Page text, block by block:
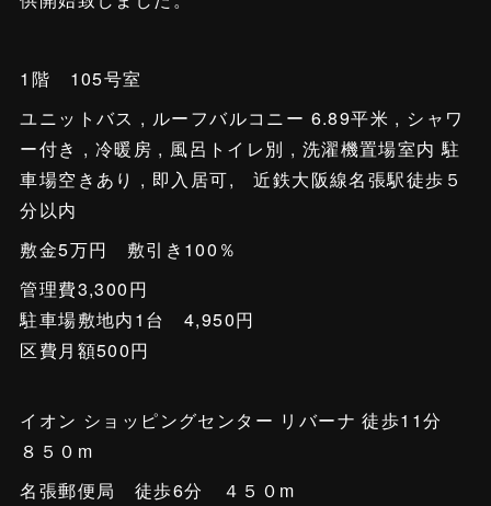
1階 105号室
ユニットバス , ルーフバルコニー 6.89平米 , シャワ
ー付き , 冷暖房 , 風呂トイレ別 , 洗濯機置場室内 駐
車場空きあり , 即入居可, 近鉄大阪線名張駅徒歩５
分以内
敷金5万円 敷引き100％
管理費3,300円
駐車場敷地内1台 4,950円
区費月額500円
イオン ショッピングセンター リバーナ 徒歩11分
８５０m
名張郵便局 徒歩6分 ４５０m